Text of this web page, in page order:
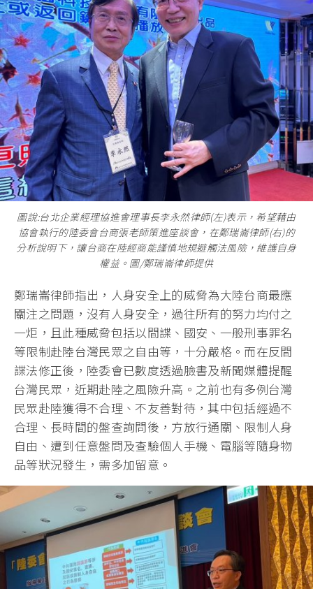
圖說:台北企業經理協進會理事長李永然律師(左)表示，希望藉由
協會執行的陸委會台商張老師策進座談會，在鄭瑞崙律師(右)的
分析說明下，讓台商在陸經商能謹慎地規避觸法風險，維護自身
權益。圖/鄭瑞崙律師提供
鄭瑞崙律師指出，人身安全上的威脅為大陸台商最應
關注之問題，沒有人身安全，過往所有的努力均付之
一炬，且此種威脅包括以間諜、國安、一般刑事罪名
等限制赴陸台灣民眾之自由等，十分嚴格。而在反間
諜法修正後，陸委會已數度透過臉書及新聞媒體提醒
台灣民眾，近期赴陸之風險升高。之前也有多例台灣
民眾赴陸獲得不合理、不友善對待，其中包括經過不
合理、長時間的盤查詢問後，方放行通關、限制人身
自由、遭到任意盤問及查驗個人手機、電腦等隨身物
品等狀況發生，需多加留意。